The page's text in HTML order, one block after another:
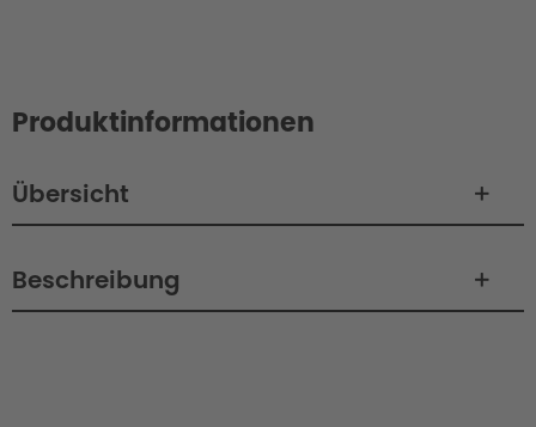
Produktinformationen
Übersicht
Beschreibung